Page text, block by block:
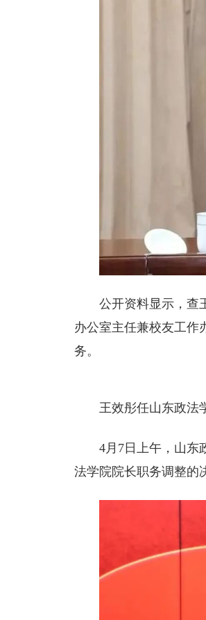
公开资料显示，查
办公室主任兼校友工作
务。
王效彤任山东政法
4月7日上午，山东
法学院院长职务调整的